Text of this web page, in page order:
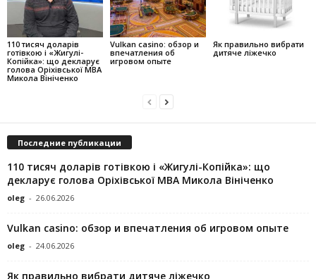
110 тисяч доларів
готівкою і «Жигулі-
Копійка»: що декларує
голова Оріхівської МВА
Микола Вініченко
Vulkan casino: обзор и
впечатления об
игровом опыте
Як правильно вибрати
дитяче ліжечко
Последние публикации
110 тисяч доларів готівкою і «Жигулі-Копійка»: що
декларує голова Оріхівської МВА Микола Вініченко
oleg - 26.06.2026
Vulkan casino: обзор и впечатления об игровом опыте
oleg - 24.06.2026
Як правильно вибрати дитяче ліжечко